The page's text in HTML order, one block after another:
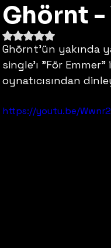
Ghörnt -
5 üzerinden NaN yıldız
Ghörnt'ün yakında
single'ı "För Emmer"
oynatıcısından
https://youtu.be/